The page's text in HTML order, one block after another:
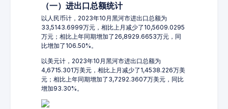
（一）进出口总额统计
以人民币计，2023年10月黑河市进出口总额为
33,5143.6999万元，相比上月减少了10,5609.0295
万元；相比上年同期增加了26,8929.6653万元，同
比增加了106.50%。
以美元计，2023年10月黑河市进出口总额为
4,6715.301万美元，相比上月减少了1,4538.226万美
元；相比上年同期增加了3,7292.3607万美元，同比
增加93.30%。